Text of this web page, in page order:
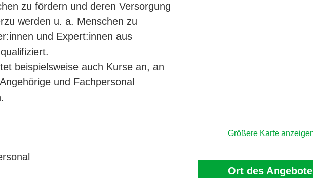
zu fördern und deren Versorgung
werden u. a. Menschen zu
und Expert:innen aus
beispielsweise auch Kurse an, an
und Fachpersonal
Größere Karte
Ort des